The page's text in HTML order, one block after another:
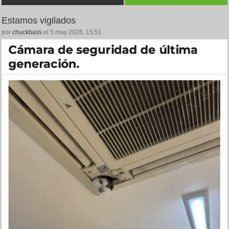
Estamos vigilados
por chuckbass el 5 may 2026, 15:51